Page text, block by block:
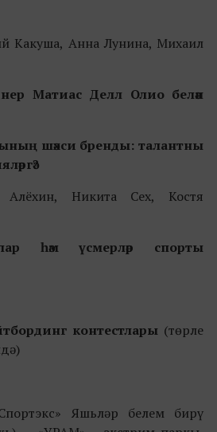
Какуша, Анна Лунина, Михаил
Матиас Делл Олио белән
шәхси бренды: талантны
Алёхин, Никита Сех, Костя
һәм үсмерләр спорты
контестлары (төрле
Яшьләр белем бирү